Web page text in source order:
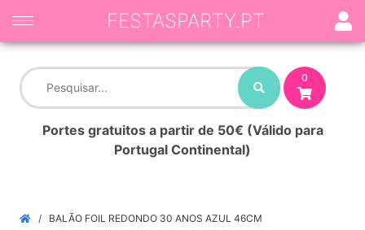
0
Portes gratuitos a partir de 50€ (Válido para
Portugal Continental)
FESTASPARTY.PT
BALÃO FOIL REDONDO 30 ANOS AZUL 46CM